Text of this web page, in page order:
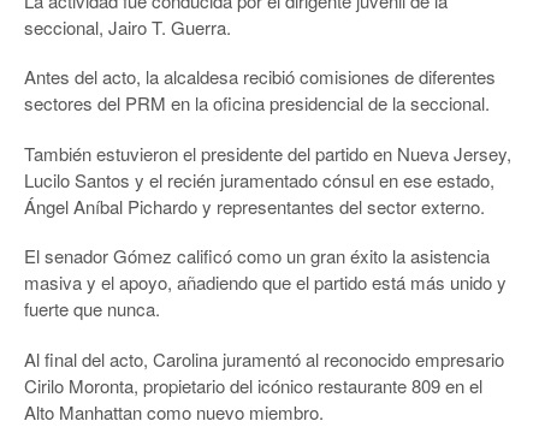
seccional, Jairo T. Guerra.
Antes del acto, la alcaldesa recibió comisiones de diferentes
sectores del PRM en la oficina presidencial de la seccional.
También estuvieron el presidente del partido en Nueva Jersey,
Lucilo Santos y el recién juramentado cónsul en ese estado,
Ángel Aníbal Pichardo y representantes del sector externo.
El senador Gómez calificó como un gran éxito la asistencia
masiva y el apoyo, añadiendo que el partido está más unido y
fuerte que nunca.
Al final del acto, Carolina juramentó al reconocido empresario
Cirilo Moronta, propietario del icónico restaurante 809 en el
Alto Manhattan como nuevo miembro.